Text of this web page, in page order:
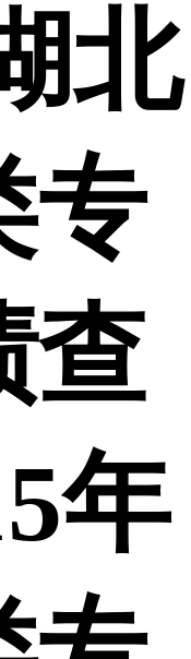
北
专
查
年